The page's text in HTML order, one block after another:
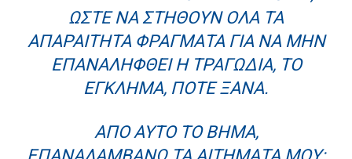
ΏΣΤΕ ΝΑ ΣΤΗΘΟΎΝ ΌΛΑ ΤΑ
ΑΠΑΡΑΊΤΗΤΑ ΦΡΆΓΜΑΤΑ ΓΙΑ ΝΑ ΜΗΝ
ΕΠΑΝΑΛΗΦΘΕΊ Η ΤΡΑΓΩΔΊΑ, ΤΟ
ΈΓΚΛΗΜΑ, ΠΟΤΈ ΞΑΝΆ.
ΑΠΌ ΑΥΤΌ ΤΟ ΒΉΜΑ,